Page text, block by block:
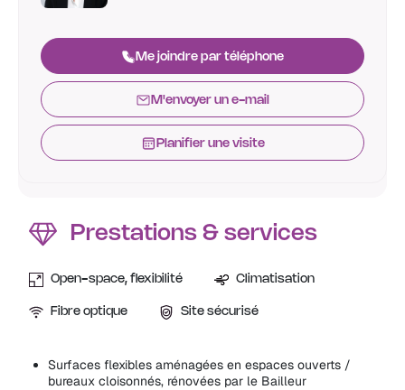
Me joindre par téléphone
M'envoyer un e-mail
Planifier une visite
Prestations & services
Open-space, flexibilité Climatisation
Fibre optique Site sécurisé
Surfaces flexibles aménagées en espaces ouverts /
bureaux cloisonnés, rénovées par le Bailleur